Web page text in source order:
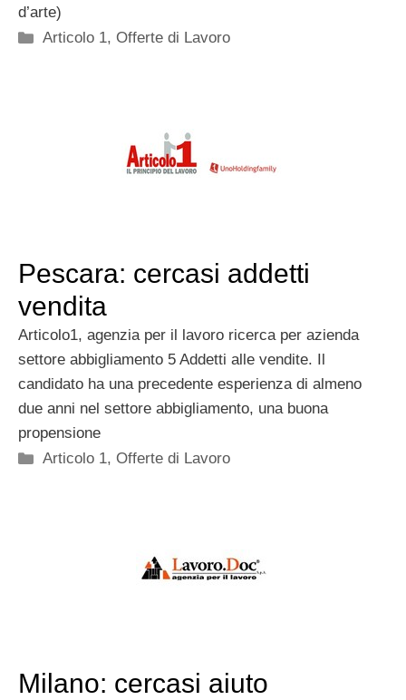
d’arte)
Categorie
Articolo 1,Offerte di Lavoro
Pescara: cercasi addetti
vendita
Articolo1, agenzia per il lavoro ricerca per azienda
settore abbigliamento 5 Addetti alle vendite. Il
candidato ha una precedente esperienza di almeno
due anni nel settore abbigliamento, una buona
propensione
Categorie
Articolo 1,Offerte di Lavoro
Milano: cercasi aiuto